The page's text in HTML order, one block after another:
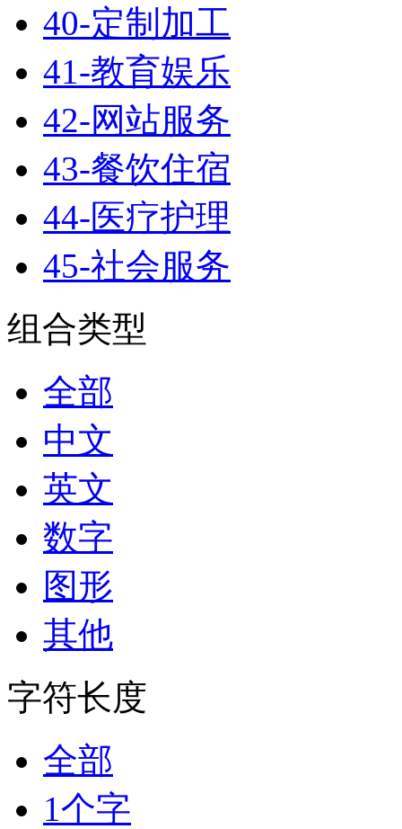
40-定制加工
41-教育娱乐
42-网站服务
43-餐饮住宿
44-医疗护理
45-社会服务
组合类型
全部
中文
英文
数字
图形
其他
字符长度
全部
1个字